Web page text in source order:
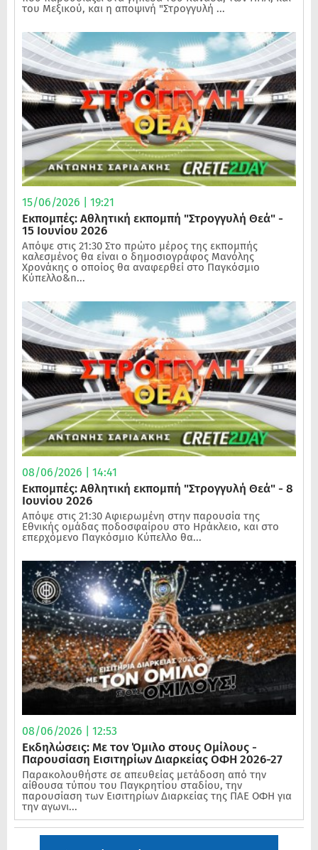
του Μεξικού, και η αποψινή "Στρογγυλή ...
15/06/2026 | 19:21
Εκπομπές: Αθλητική εκπομπή "Στρογγυλή Θεά" -
15 Ιουνίου 2026
Απόψε στις 21:30 Στο πρώτο μέρος της εκπομπής
καλεσμένος θα είναι ο δημοσιογράφος Μανόλης
Χρονάκης ο οποίος θα αναφερθεί στο Παγκόσμιο
Κύπελλο&n...
08/06/2026 | 14:41
Εκπομπές: Αθλητική εκπομπή "Στρογγυλή Θεά" - 8
Ιουνίου 2026
Απόψε στις 21:30 Αφιερωμένη στην παρουσία της
Εθνικής ομάδας ποδοσφαίρου στο Ηράκλειο, και στο
επερχόμενο Παγκόσμιο Κύπελλο θα...
08/06/2026 | 12:53
Εκδηλώσεις: Με τον Όμιλο στους Ομίλους -
Παρουσίαση Εισιτηρίων Διαρκείας ΟΦΗ 2026-27
Παρακολουθήστε σε απευθείας μετάδοση από την
αίθουσα τύπου του Παγκρητίου σταδίου, την
παρουσίαση των Εισιτηρίων Διαρκείας της ΠΑΕ ΟΦΗ για
την αγωνι...